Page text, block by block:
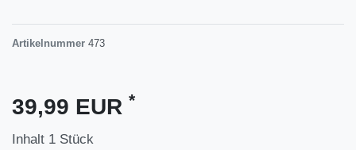
Artikelnummer 473
39,99 EUR *
Inhalt 1 Stück